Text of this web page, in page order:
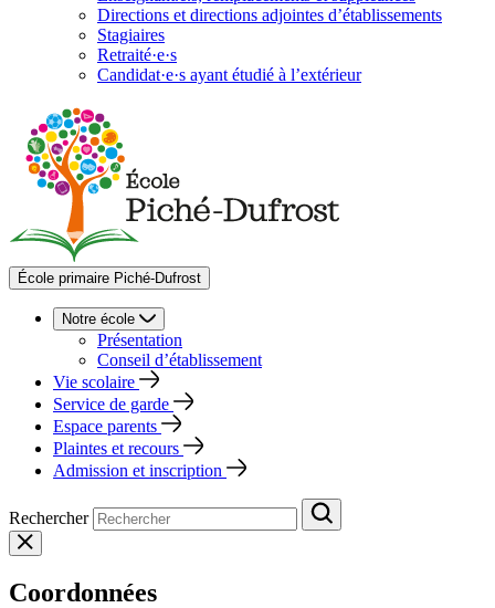
Directions et directions adjointes d’établissements
Stagiaires
Retraité·e·s
Candidat·e·s ayant étudié à l’extérieur
École primaire Piché-Dufrost
Notre école
Présentation
Conseil d’établissement
Vie scolaire
Service de garde
Espace parents
Plaintes et recours
Admission et inscription
Rechercher
Coordonnées